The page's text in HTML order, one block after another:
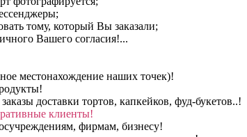
тому, который Вы заказали;
Вашего согласия!...
местонахождение наших точек)!
доставки тортов, капкейков, фуд-букетов..!
клиенты!
фирмам, бизнесу!